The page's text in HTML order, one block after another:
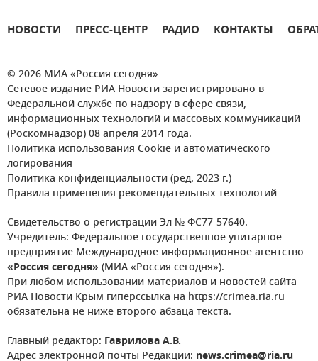
НОВОСТИ ПРЕСС-ЦЕНТР РАДИО КОНТАКТЫ
© 2026 МИА «Россия сегодня»
Сетевое издание РИА Новости зарегистрировано в
Федеральной службе по надзору в сфере связи,
информационных технологий и массовых коммуникаций
(Роскомнадзор) 08 апреля 2014 года.
Политика использования Cookie и автоматического
логирования
Политика конфиденциальности (ред. 2023 г.)
Правила применения рекомендательных технологий
Свидетельство о регистрации Эл № ФС77-57640.
Учредитель: Федеральное государственное унитарное
предприятие Международное информационное агентство
«Россия сегодня» (МИА «Россия сегодня»).
При любом использовании материалов и новостей сайта
РИА Новости Крым гиперссылка на https://crimea.ria.ru
обязательна не ниже второго абзаца текста.
Главный редактор: Гаврилова А.В.
Адрес электронной почты Редакции: news.crimea@ria.ru